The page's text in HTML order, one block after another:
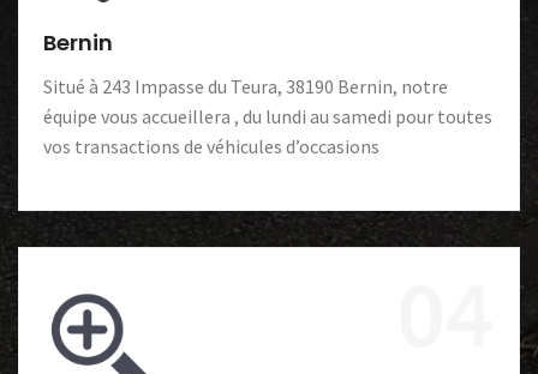
Bernin
Situé à 243 Impasse du Teura, 38190 Bernin, notre
équipe vous accueillera , du lundi au samedi pour toutes
vos transactions de véhicules d’occasions